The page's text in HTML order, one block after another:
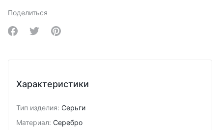
Поделиться
Share on Facebook
Share on Twitter
Share on Pinterest
Характеристики
Тип изделия: Серьги
Материал: Серебро